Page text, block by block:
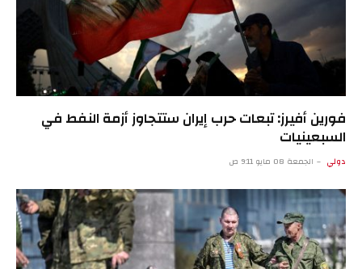
فورين أفيرز: تبعات حرب إيران ستتجاوز أزمة النفط في
السبعينيات
دولي الجمعة 08 مايو 9:11 ص